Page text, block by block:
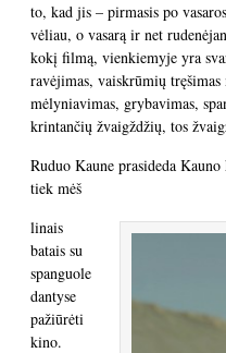
to, kad jis – pirmasis po
vėliau, o vasarą ir net
kokį filmą, vienkiemyje yra
ravėjimas, vaiskrūmių
mėlyniavimas, grybavimas,
krintančių žvaigždžių, tos
Ruduo Kaune prasideda
tiek mėš
linais
batais su
spanguole
dantyse
pažiūrėti
kino.